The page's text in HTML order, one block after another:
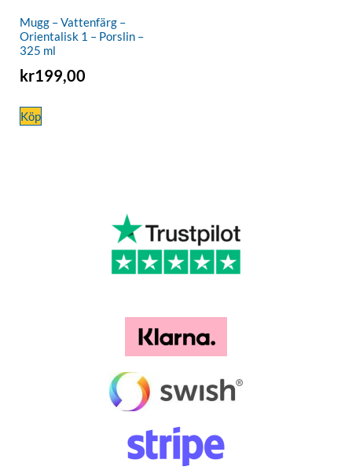
Mugg – Vattenfärg –
Orientalisk 1 – Porslin –
325 ml
kr199,00
Köp